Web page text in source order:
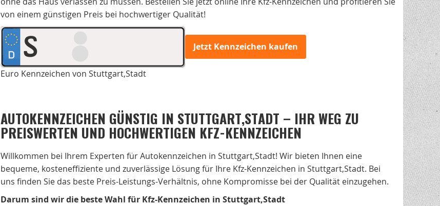
von einem günstigen Preis bei hochwertiger Qualität!
S Jetzt Kennzeichen kaufen
Euro Kennzeichen von Stuttgart,Stadt
AUTOKENNZEICHEN GÜNSTIG IN STUTTGART,STADT – IHR WEG ZU
PREISWERTEN UND HOCHWERTIGEN KFZ-KENNZEICHEN
Willkommen bei Ihrem Experten für Autokennzeichen in Stuttgart,Stadt! Wir bieten Ihnen eine
bequeme, kosteneffiziente und zuverlässige Lösung für Ihre Kfz-Kennzeichen in Stuttgart,Stadt. Bei
uns finden Sie das beste Preis-Leistungs-Verhältnis, ohne Kompromisse bei der Qualität einzugehen.
Darum sind wir die beste Wahl für Kfz-Kennzeichen in Stuttgart,Stadt